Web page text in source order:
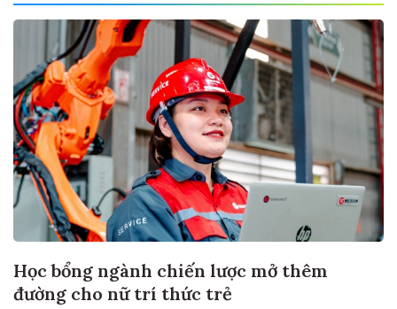
Học bổng ngành chiến lược mở thêm
đường cho nữ trí thức trẻ